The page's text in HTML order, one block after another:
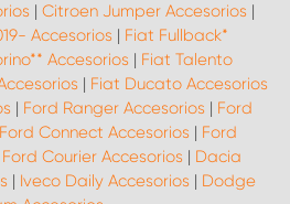
| Citroen Jumper Accesorios |
Accesorios | Fiat Fullback*
Accesorios | Fiat Talento
| Fiat Ducato Accesorios
| Ford Ranger Accesorios | Ford
Ford Connect Accesorios | Ford
Ford Courier Accesorios | Dacia
| Iveco Daily Accesorios | Dodge